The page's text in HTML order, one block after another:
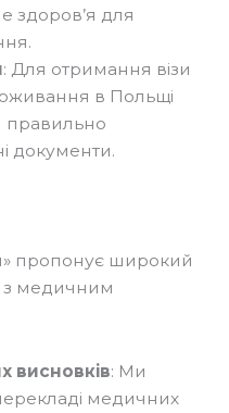
здоров’я для
: Для отримання візи
в Польщі
правильно
документи.
пропонує широкий
з медичним
висновків: Ми
медичних